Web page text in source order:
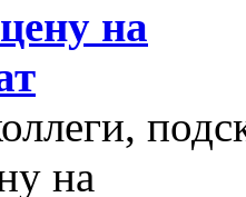
на
на